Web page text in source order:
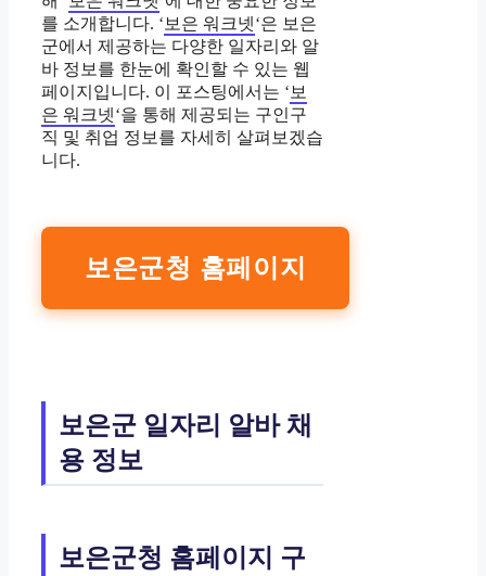
를 소개합니다. ‘ 보은 워크넷‘은 보은
군에서 제공하는 다양한 일자리와 알
바 정보를 한눈에 확인할 수 있는 웹
페이지입니다. 이 포스팅에서는 ‘ 보
은 워크넷‘을 통해 제공되는 구인구
직 및 취업 정보를 자세히 살펴보겠습
니다.
보은군청 홈페이지
보은군 일자리 알바 채
용 정보
보은군청 홈페이지 구